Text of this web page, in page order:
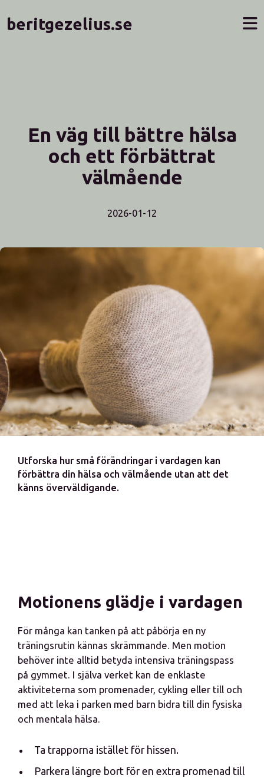
beritgezelius.se
En väg till bättre hälsa
och ett förbättrat
välmående
2026-01-12
Utforska hur små förändringar i vardagen kan
förbättra din hälsa och välmående utan att det
känns överväldigande.
Motionens glädje i vardagen
För många kan tanken på att påbörja en ny
träningsrutin kännas skrämmande. Men motion
behöver inte alltid betyda intensiva träningspass
på gymmet. I själva verket kan de enklaste
aktiviteterna som promenader, cykling eller till och
med att leka i parken med barn bidra till din fysiska
och mentala hälsa.
Ta trapporna istället för hissen.
Parkera längre bort för en extra promenad till